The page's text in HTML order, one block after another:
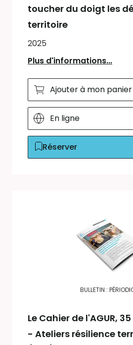
toucher du doigt les
territoire
2025
Plus d'informations...
Ajouter à mon panier
En ligne
Réserver
BULLETIN :
Le Cahier de l'AGUR,
- Ateliers résilience